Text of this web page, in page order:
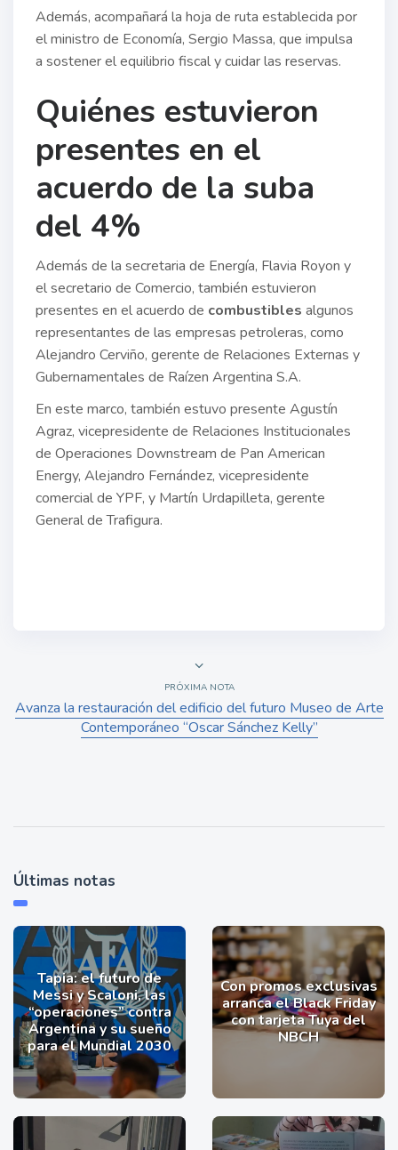
Además, acompañará la hoja de ruta establecida por
el ministro de Economía, Sergio Massa, que impulsa
a sostener el equilibrio fiscal y cuidar las reservas.
Quiénes estuvieron
presentes en el
acuerdo de la suba
del 4%
Además de la secretaria de Energía, Flavia Royon y
el secretario de Comercio, también estuvieron
presentes en el acuerdo de combustibles algunos
representantes de las empresas petroleras, como
Alejandro Cerviño, gerente de Relaciones Externas y
Gubernamentales de Raízen Argentina S.A.
En este marco, también estuvo presente Agustín
Agraz, vicepresidente de Relaciones Institucionales
de Operaciones Downstream de Pan American
Energy, Alejandro Fernández, vicepresidente
comercial de YPF, y Martín Urdapilleta, gerente
General de Trafigura.
PRÓXIMA NOTA
Avanza la restauración del edificio del futuro Museo de Arte
Contemporáneo “Oscar Sánchez Kelly”
Últimas notas
Tapia: el futuro de
Messi y Scaloni, las
“operaciones” contra
Argentina y su sueño
para el Mundial 2030
Con promos exclusivas
arranca el Black Friday
con tarjeta Tuya del
NBCH